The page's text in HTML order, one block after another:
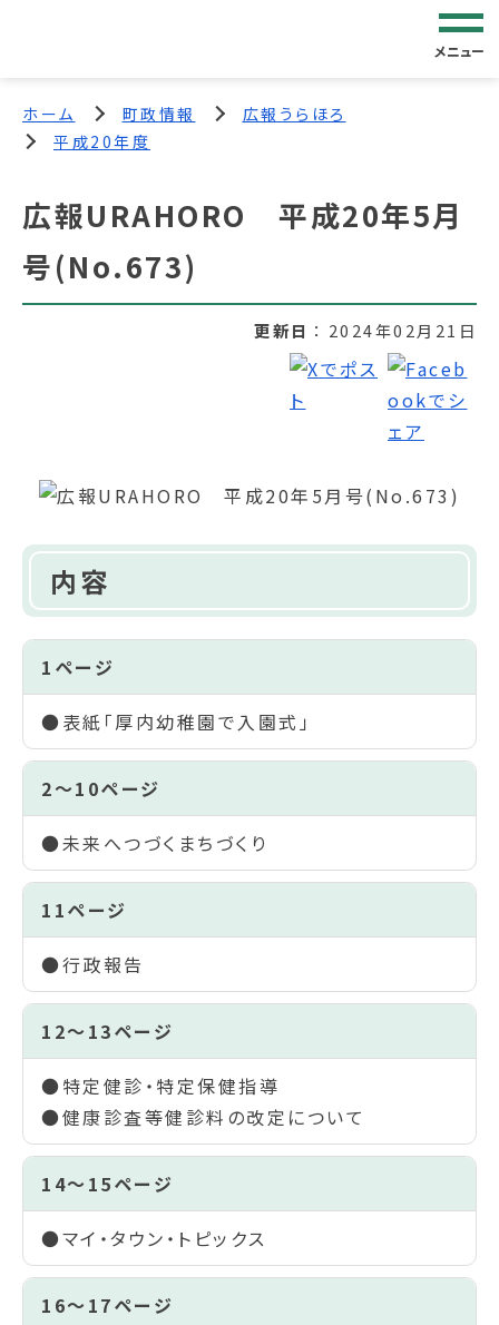
メニュー
ホーム 町政情報
広報うらほろ
平成20年度
広報URAHORO 平成20年5月
号(No.673)
更新日 2024年02月21日
内容
1ページ
●表紙「厚内幼稚園で入園式」
2～10ページ
●未来へつづくまちづくり
11ページ
●行政報告
12～13ページ
●特定健診・特定保健指導
●健康診査等健診料の改定について
14～15ページ
●マイ・タウン・トピックス
16～17ページ